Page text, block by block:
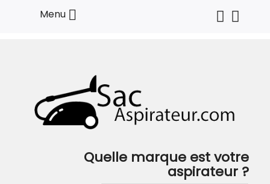
Menu 
Quelle marque est votre
aspirateur ?